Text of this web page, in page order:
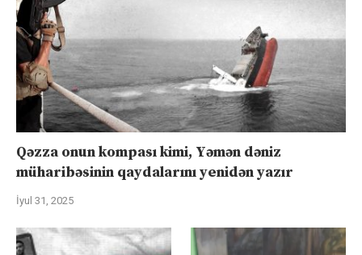
Qəzza onun kompası kimi, Yəmən dəniz
müharibəsinin qaydalarını yenidən yazır
İyul 31, 2025